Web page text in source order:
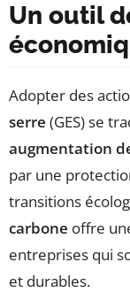
Un outil
Adopter des
serre (GES) se
augmentation
par une
transitions
carbone offre
entreprises qui
et durables.